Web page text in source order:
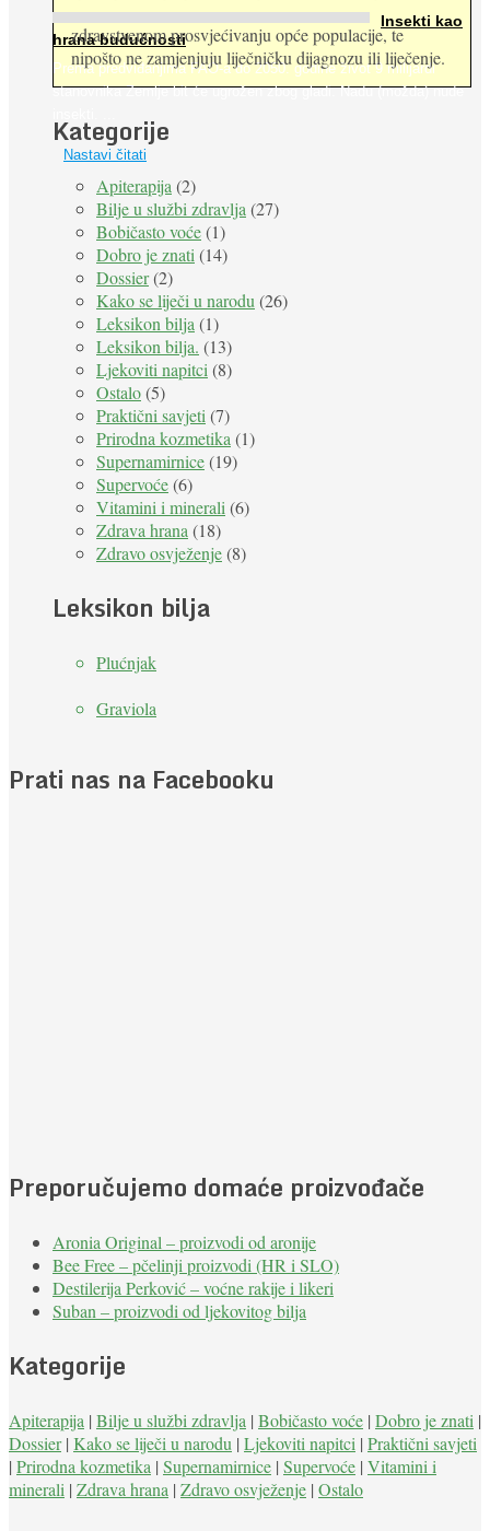
Insekti kao
hrana budućnosti
Prema predviđanjima FAO-a do 2050. godine život 9 milijardi
stanovnika Zemlje bit će ugrožen zbog gladi. Nadu (možda) nude
Nastavi čitati
zdravstvenom prosvjećivanju opće populacije, te
nipošto ne zamjenjuju liječničku dijagnozu ili liječenje.
Kategorije
Apiterapija (2)
Bilje u službi zdravlja (27)
Bobičasto voće(1)
Dobro je znati (14)
Dossier(2)
Kako se liječi u narodu (26)
Leksikon bilja (1)
Leksikon bilja. (13)
Ljekoviti napitci (8)
Ostalo(5)
Praktični savjeti (7)
Prirodna kozmetika (1)
Supernamirnice(19)
Supervoće(6)
Vitamini i minerali (6)
Zdrava hrana (18)
Zdravo osvježenje(8)
Leksikon bilja
Plućnjak
Graviola
Prati nas na Facebooku
Preporučujemo domaće proizvođače
Aronia Original – proizvodi od aronije
Bee Free – pčelinji proizvodi (HR i SLO)
Destilerija Perković – voćne rakije i likeri
Suban – proizvodi od ljekovitog bilja
Kategorije
Apiterapija | Bilje u službi zdravlja | Bobičasto voće | Dobro je znati |
Dossier| Kako se liječi u narodu | Ljekoviti napitci | Praktični savjeti
| Prirodna kozmetika | Supernamirnice | Supervoće | Vitamini i
minerali | Zdrava hrana | Zdravo osvježenje | Ostalo